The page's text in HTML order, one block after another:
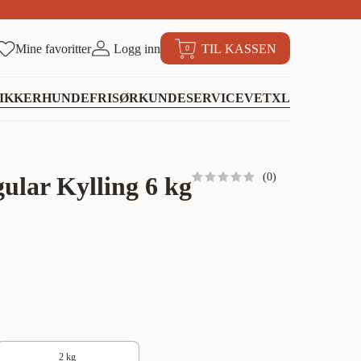
Mine favoritter Logg inn 0 TIL KASSEN
HUNDEFRISØRKUNDESERVICEVETXL
Kylling 6 kg (0)
2 kg